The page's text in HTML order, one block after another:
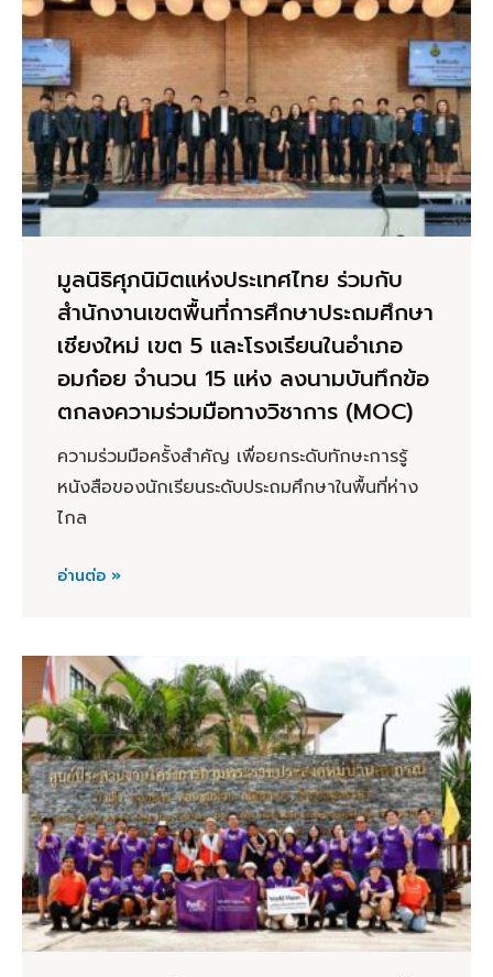
มูลนิธิศุภนิมิตแห่งประเทศไทย ร่วมกับ
สำนักงานเขตพื้นที่การศึกษาประถมศึกษา
เชียงใหม่ เขต 5 และโรงเรียนในอำเภอ
อมก๋อย จำนวน 15 แห่ง ลงนามบันทึกข้อ
ตกลงความร่วมมือทางวิชาการ (MOC)
ความร่วมมือครั้งสำคัญ เพื่อยกระดับทักษะการรู้
หนังสือของนักเรียนระดับประถมศึกษาในพื้นที่ห่าง
ไกล
อ่านต่อ »